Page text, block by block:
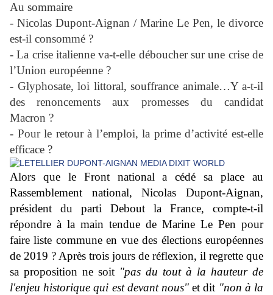
Au sommaire
- Nicolas Dupont-Aignan / Marine Le Pen, le divorce
est-il consommé ?
- La crise italienne va-t-elle déboucher sur une crise de
l’Union européenne ?
- Glyphosate, loi littoral, souffrance animale…Y a-t-il
des renoncements aux promesses du candidat
Macron ?
- Pour le retour à l’emploi, la prime d’activité est-elle
efficace ?
Alors que le Front national a cédé sa place au
Rassemblement national, Nicolas Dupont-Aignan,
président du parti Debout la France, compte-t-il
répondre à la main tendue de Marine Le Pen pour
faire liste commune en vue des élections européennes
de 2019 ? Après trois jours de réflexion, il regrette que
sa proposition ne soit "pas du tout à la hauteur de
l'enjeu historique qui est devant nous" et dit "non à la